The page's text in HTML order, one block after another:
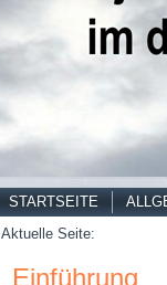
STARTSEITE
Aktuelle Seite:
Einführung